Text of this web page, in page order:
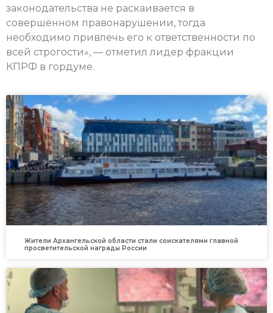
законодательства не раскаивается в
совершённом правонарушении, тогда
необходимо привлечь его к ответственности по
всей строгости», — отметил лидер фракции
КПРФ в гордуме.
Жители Архангельской области стали соискателями главной
просветительской награды России